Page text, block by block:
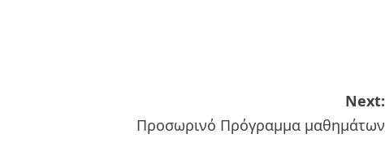
Next:
Προσωρινό Πρόγραμμα μαθημάτων